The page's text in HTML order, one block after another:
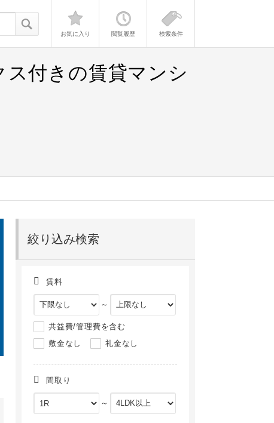
お気に入り 閲覧履歴 検索条件
付きの賃貸マンシ
絞り込み検索
賃料
～
共益費/管理費を含む
敷金なし
礼金なし
間取り
～